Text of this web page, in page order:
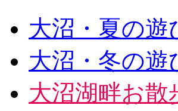
大沼・夏の遊
大沼・冬の遊
大沼湖畔お散